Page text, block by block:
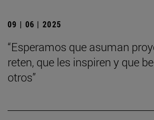
09 | 06 | 2025
“Esperamos que asuman
reten, que les inspiren y que
otros”